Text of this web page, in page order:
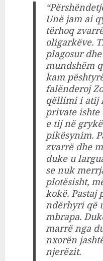
Unë jam ai
tërhoq
oligarkëve.
plagosur
mundshëm
kam
falënderoj
qëllimi i atij
private ishte
e tij në
pikësynim.
zvarrë dhe
duke u
se nuk
plotësisht,
kokë. Pastaj
ndërhyri që
mbrapa.
marrë nga
nxorën
njerëzit.